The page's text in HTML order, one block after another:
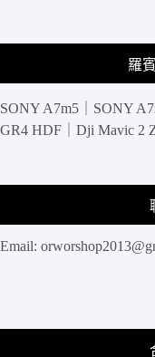
羅
SONY A7m5｜SONY
GR4 HDF｜Dji Mavic 2
Email: